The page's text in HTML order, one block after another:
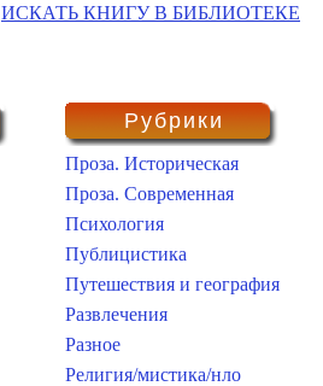
ИСКАТЬ КНИГУ В БИБЛИОТЕКЕ
Рубрики
Проза. Историческая
Проза. Современная
Психология
Публицистика
Путешествия и география
Развлечения
Разное
Религия/мистика/нло